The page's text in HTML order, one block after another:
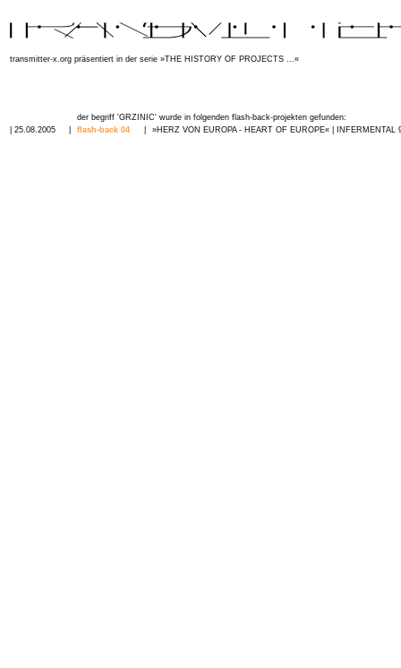
transmitter-x.org präsentiert in der serie »THE HISTORY OF PROJECTS ...«
der begriff 'GRZINIC' wurde in folgenden flash-back-projekten gefunden:
| 25.08.2005
flash-back 04 »HERZ VON EUROPA - HEART OF EUROPE« | INFERMENTAL